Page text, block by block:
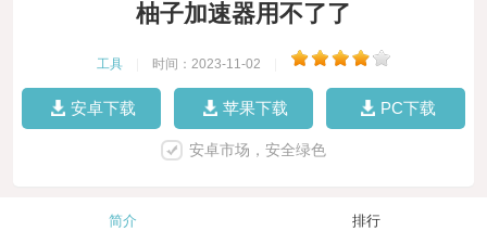
柚子加速器用不了了
工具 时间：2023-11-02
安卓下载 苹果下载 PC下载
安卓市场，安全绿色
简介 排行